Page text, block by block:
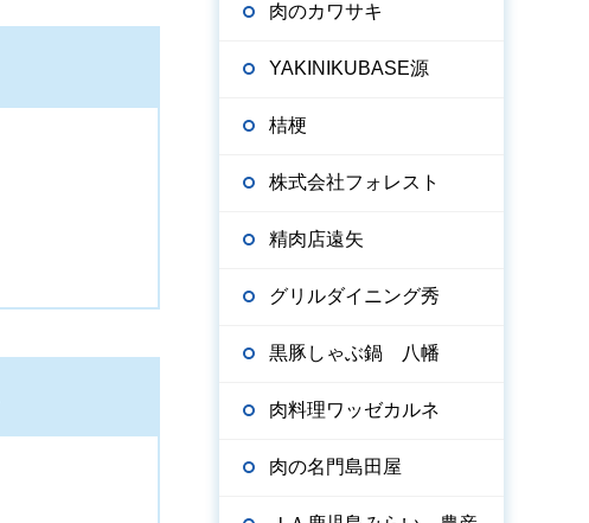
肉のカワサキ
YAKINIKUBASE源
桔梗
株式会社フォレスト
精肉店遠矢
グリルダイニング秀
黒豚しゃぶ鍋 八幡
肉料理ワッゼカルネ
肉の名門島田屋